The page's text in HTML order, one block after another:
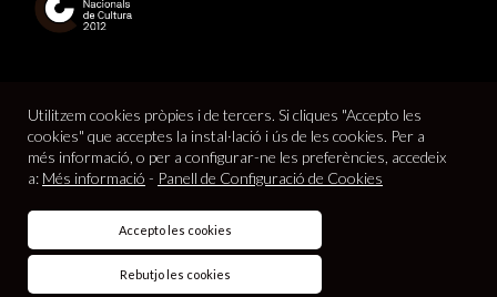
© 2026BarnasantsProjecte de Cultura en Xarxa |
Política de cookies|Política de privacitat
Utilitzem cookies pròpies i de tercers. Si cliques "Accepto les
cookies" que acceptes la instal·lació i ús de les cookies. Per a
més informació, o per a configurar-ne les preferències, accedeix
a: Més informació - Panell de Configuració de Cookies
Accepto les cookies
Rebutjo les cookies